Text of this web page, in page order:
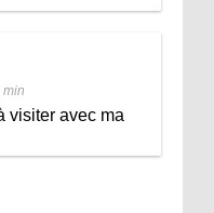
min
visiter avec ma